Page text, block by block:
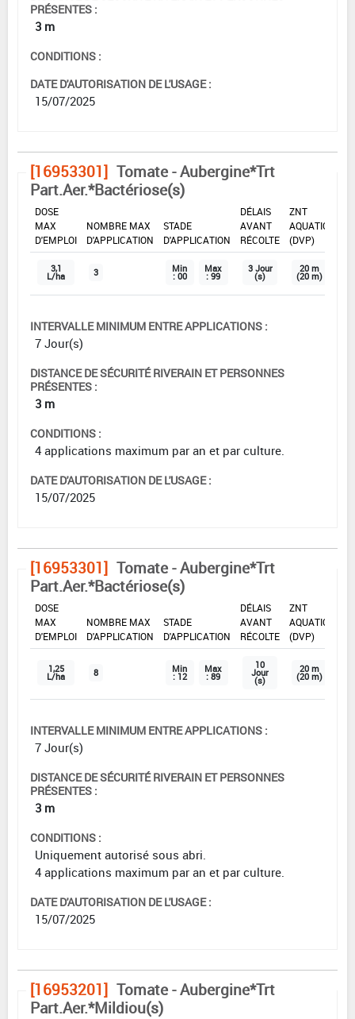
PRÉSENTES :
3 m
CONDITIONS :
DATE D'AUTORISATION DE L'USAGE :
15/07/2025
[16953301] Tomate - Aubergine*Trt
Part.Aer.*Bactériose(s)
DOSE
MAX
D'EMPLOI
NOMBRE MAX
D'APPLICATION
STADE
D'APPLICATION
DÉLAIS
AVANT
RÉCOLTE
ZNT
AQUATIQUE
(DVP)
3,1
L/ha 3 Min
: 00
Max
: 99
3 Jour
(s)
20 m
(20 m)
INTERVALLE MINIMUM ENTRE APPLICATIONS :
7 Jour(s)
DISTANCE DE SÉCURITÉ RIVERAIN ET PERSONNES
PRÉSENTES :
3 m
CONDITIONS :
4 applications maximum par an et par culture.
DATE D'AUTORISATION DE L'USAGE :
15/07/2025
[16953301] Tomate - Aubergine*Trt
Part.Aer.*Bactériose(s)
DOSE
MAX
D'EMPLOI
NOMBRE MAX
D'APPLICATION
STADE
D'APPLICATION
DÉLAIS
AVANT
RÉCOLTE
ZNT
AQUATIQUE
(DVP)
1,25
L/ha 8 Min
: 12
Max
: 89
10
Jour
(s)
20 m
(20 m)
INTERVALLE MINIMUM ENTRE APPLICATIONS :
7 Jour(s)
DISTANCE DE SÉCURITÉ RIVERAIN ET PERSONNES
PRÉSENTES :
3 m
CONDITIONS :
Uniquement autorisé sous abri.
4 applications maximum par an et par culture.
DATE D'AUTORISATION DE L'USAGE :
15/07/2025
[16953201] Tomate - Aubergine*Trt
Part.Aer.*Mildiou(s)